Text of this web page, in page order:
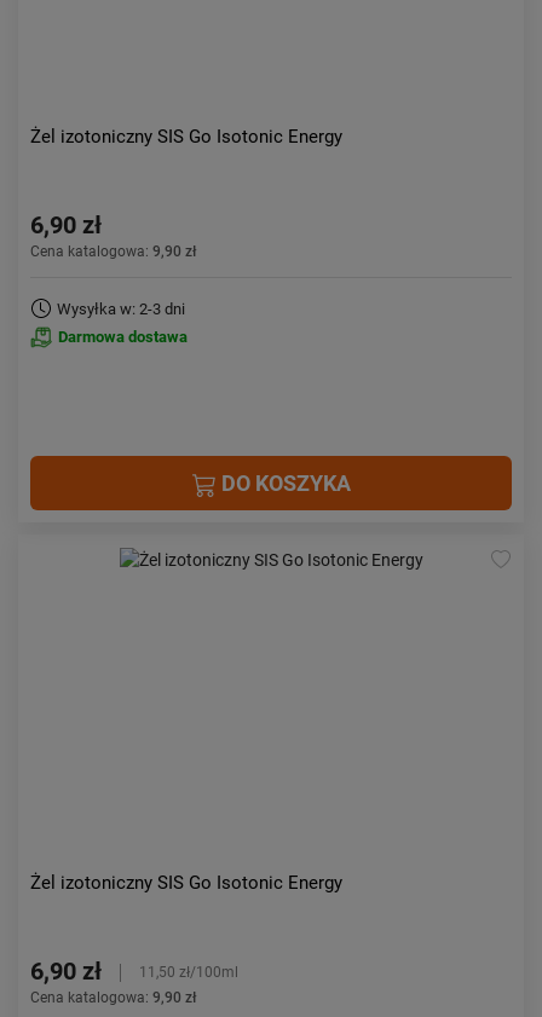
Żel izotoniczny SIS Go Isotonic Energy
6,90 zł
Cena katalogowa: 9,90 zł
Wysyłka w: 2-3 dni
Darmowa dostawa
DO KOSZYKA
Żel izotoniczny SIS Go Isotonic Energy
6,90 zł
11,50 zł/100ml
Cena katalogowa: 9,90 zł